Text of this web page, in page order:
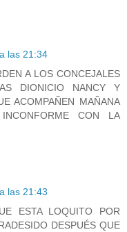
las 21:34
A LOS CONCEJALES
DIONICIO NANCY Y
ACOMPAÑEN MAÑANA
CON LA
las 21:43
ESTA LOQUITO POR
DESPUÉS QUE